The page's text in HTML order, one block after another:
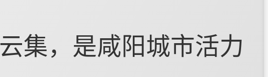
集，是咸阳城市活力